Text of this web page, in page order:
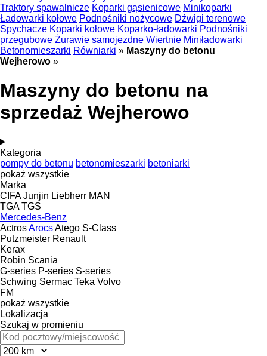
Traktory spawalnicze Koparki gąsienicowe Minikoparki
Ładowarki kołowe Podnośniki nożycowe Dźwigi terenowe
Spychacze Koparki kołowe Koparko-ładowarki Podnośniki
przegubowe Żurawie samojezdne Wiertnie Miniładowarki
Betonomieszarki Równiarki » Maszyny do betonu
Wejherowo »
Maszyny do betonu na
sprzedaż Wejherowo
Kategoria
pompy do betonu betonomieszarki betoniarki
pokaż wszystkie
Marka
CIFA Junjin Liebherr MAN
TGA TGS
Mercedes-Benz
ActrosArocsAtego S-Class
Putzmeister Renault
Kerax
Robin Scania
G-series P-series S-series
Schwing Sermac Teka Volvo
FM
pokaż wszystkie
Lokalizacja
Szukaj w promieniu